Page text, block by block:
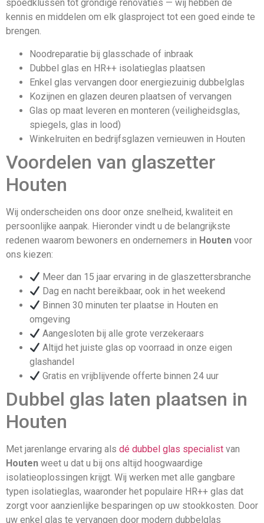
spoedklussen tot grondige renovaties — wij hebben de
kennis en middelen om elk glasproject tot een goed einde te
brengen.
Noodreparatie bij glasschade of inbraak
Dubbel glas en HR++ isolatieglas plaatsen
Enkel glas vervangen door energiezuinig dubbelglas
Kozijnen en glazen deuren plaatsen of vervangen
Glas op maat leveren en monteren (veiligheidsglas,
spiegels, glas in lood)
Winkelruiten en bedrijfsglazen vernieuwen in Houten
Voordelen van glaszetter
Houten
Wij onderscheiden ons door onze snelheid, kwaliteit en
persoonlijke aanpak. Hieronder vindt u de belangrijkste
redenen waarom bewoners en ondernemers in Houten voor
ons kiezen:
Meer dan 15 jaar ervaring in de glaszettersbranche
Dag en nacht bereikbaar, ook in het weekend
Binnen 30 minuten ter plaatse in Houten en
omgeving
Aangesloten bij alle grote verzekeraars
Altijd het juiste glas op voorraad in onze eigen
glashandel
Gratis en vrijblijvende offerte binnen 24 uur
Dubbel glas laten plaatsen in
Houten
Met jarenlange ervaring als dé dubbel glas specialist van
Houten weet u dat u bij ons altijd hoogwaardige
isolatieoplossingen krijgt. Wij werken met alle gangbare
typen isolatieglas, waaronder het populaire HR++ glas dat
zorgt voor aanzienlijke besparingen op uw stookkosten. Door
uw enkel glas te vervangen door modern dubbelglas